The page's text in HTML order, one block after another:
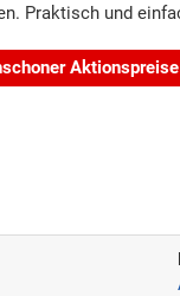
Praktisch und
Aktionspreise